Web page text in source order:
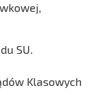
SU.
Klasowych